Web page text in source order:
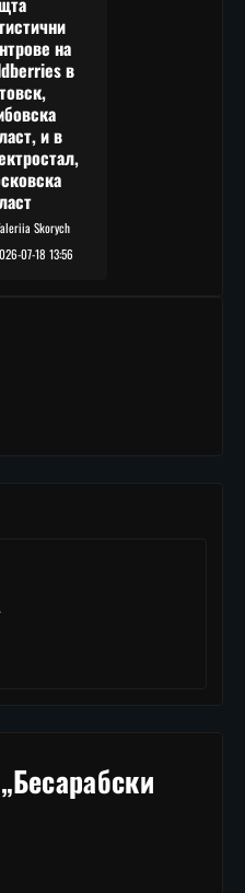
на
в
и в
Skorych
07-18 13:56